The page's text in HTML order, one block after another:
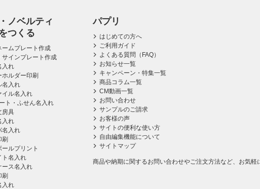
ノベルティ
つくる
ームプレート作成
サインプレート作成
入れ
ホルダー印刷
名入れ
イル名入れ
ト・ふせん名入れ
房具
入れ
名入れ
刷
ールプリント
ト名入れ
ース名入れ
刷
入れ
パプリ
はじめての方へ
ご利用ガイド
よくある質問（FAQ）
お知らせ一覧
キャンペーン・特集一覧
商品コラム一覧
CM動画一覧
お問い合わせ
サンプルのご請求
お客様の声
サイトの便利な使い方
自由編集機能について
サイトマップ
商品や納期に関するお問い合わせやご注文方法など、お気軽